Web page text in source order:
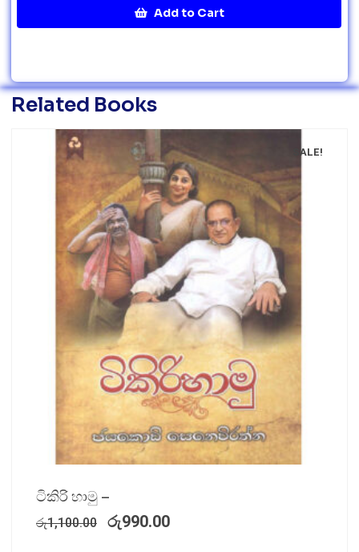
Add to Cart
Related Books
SALE!
ටිකිරි හාමු –
රු1,100.00 රු990.00